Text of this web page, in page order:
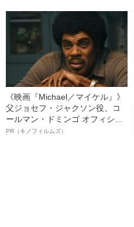
への暴力」
《映画『Michael／マイケル』》
父ジョセフ・ジャクソン役、コ
ールマン・ドミンゴ オフィシャ
ルインタビュー“観客を魅了した
PR（キノフィルムズ）